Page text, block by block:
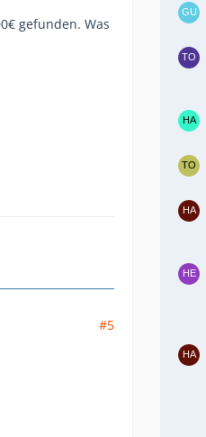
gefunden. Was
#5